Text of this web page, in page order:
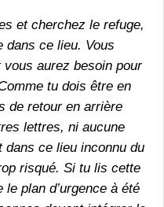
et cherchez le refuge,
dans ce lieu. Vous
vous aurez besoin pour
tu dois être en
de retour en arrière
lettres, ni aucune
dans ce lieu inconnu du
risqué. Si tu lis cette
plan d’urgence à été